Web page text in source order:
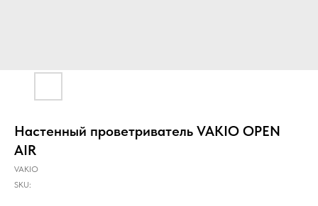
Настенный проветриватель VAKIO OPEN
AIR
VAKIO
SKU: